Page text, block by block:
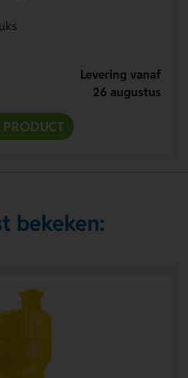
Levering vanaf
26 augustus
bekeken: